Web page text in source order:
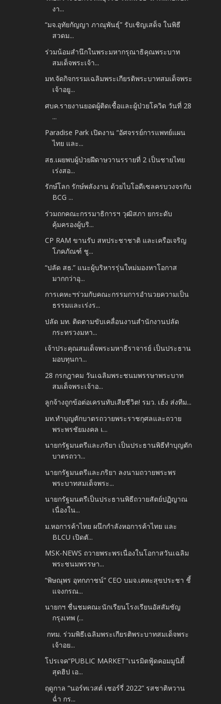
งา...
“มจ.อุทัยกัญญา ภาณุพันธุ์” รับเชิญเสด็จ ในพิธี
สวดม...
ร่วมน้อมสำนึกในพระมหากรุณาธิคุณพระบาท
สมเด็จพระเจ้า...
มท.จัดกิจกรรมเฉลิมพระเกียรติพระบาทสมเด็จพระ
เจ้าอยู...
ศบค.รายงานยอดผู้ติดเชื้อและผู้ป่วยโควิด วันที่ 28
...
Paradise Park เปิดงาน “อัศจรรย์การแพทย์แผน
ไทย และ...
สธ.เผยพบผู้ป่วยฝีดาษวานรรายที่ 2 เป็นชายไทย
เร่งสอ...
รักษ์โลก รักษ์พลังงาน ด้วยไบโอดีเซลครบวงจรกับ
BCG ...
ร่วมถกคณะกรรมาธิการฯ วุฒิสภา ยกระดับ
คุ้มครองผู้บริ...
CP RAM ขานรับ สหประชาชาติ และเครือเจริญ
โภคภัณฑ์ ชู...
“ปลัด สธ.” แนะผู้บริหารรุ่นใหม่มองหาโอกาส
มากกว่าอุ...
การเคหะฯร่วมกับคณะกรรมการอำนวยความเป็น
ธรรมและเร่งร...
ปลัด มท. ติดตามขับเคลื่อนงานสำนักงานปลัด
กระทรวงมหา...
เจ้าประคุณสมเด็จพระมหาธีราจารย์ เป็นประธาน
มอบทุนกา...
28 กรกฎาคม วันเฉลิมพระชนมพรรษาพระบาท
สมเด็จพระเจ้าอ...
ลูกจ้างถูกข้อต่อเครนทับเสียชีวิต! รมว. เฮ้ง ส่งทีม...
มท.ทำบุญตักบาตรถวายพระราชกุศลและถวาย
พระพรชัยมงคล เ...
นายกรัฐมนตรีและภริยา เป็นประธานพิธีทำบุญตัก
บาตรถวา...
นายกรัฐมนตรีและภริยา ลงนามถวายพระพร
พระบาทสมเด็จพระ...
นายกรัฐมนตรีเป็นประธานพิธีถวายสัตย์ปฏิญาณ
เนื่องใน...
ม.หอการค้าไทย ผนึกกำลังหอการค้าไทย และ
BLCU เปิดตั...
MSK-NEWS ถวายพระพรเนื่องในโอกาสวันเฉลิม
พระชนมพรรษา...
“พิษณุพร อุทกภาชน์” CEO บมจ.เคหะสุขประชา ชี้
แจงกรณ...
นายกฯ ชื่นชมคณะนักเรียนโรงเรียนอัสสัมชัญ
กรุงเทพ (...
กทม. ร่วมพิธีเฉลิมพระเกียรติพระบาทสมเด็จพระ
เจ้าอย...
โปรเจค“PUBLIC MARKET"เนรมิตฟู้ดคอมมูนิตี้
สุดฮิป เอ...
ฤดูกาล “นอร์ทเวสต์ เชอร์รี่ 2022” รสชาติหวาน
ฉ่ำ กร...